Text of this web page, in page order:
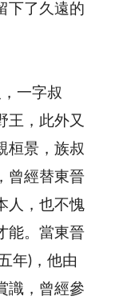
下了久遠的
一字叔
王，此外又
桓景，族叔
曾經替東晉
人，也不愧
能。當東晉
年)，他由
識，曾經參